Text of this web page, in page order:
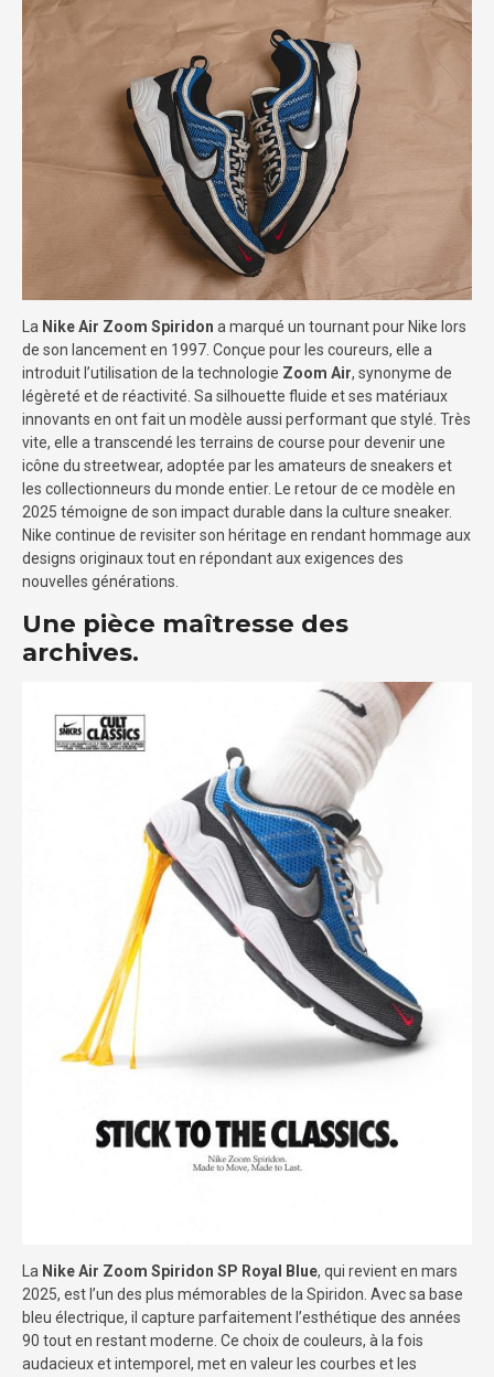
La Nike Air Zoom Spiridon a marqué un tournant pour Nike lors
de son lancement en 1997. Conçue pour les coureurs, elle a
introduit l’utilisation de la technologie Zoom Air, synonyme de
légèreté et de réactivité. Sa silhouette fluide et ses matériaux
innovants en ont fait un modèle aussi performant que stylé. Très
vite, elle a transcendé les terrains de course pour devenir une
icône du streetwear, adoptée par les amateurs de sneakers et
les collectionneurs du monde entier. Le retour de ce modèle en
2025 témoigne de son impact durable dans la culture sneaker.
Nike continue de revisiter son héritage en rendant hommage aux
designs originaux tout en répondant aux exigences des
nouvelles générations.
Une pièce maîtresse des
archives.
La Nike Air Zoom Spiridon SP Royal Blue, qui revient en mars
2025, est l’un des plus mémorables de la Spiridon. Avec sa base
bleu électrique, il capture parfaitement l’esthétique des années
90 tout en restant moderne. Ce choix de couleurs, à la fois
audacieux et intemporel, met en valeur les courbes et les